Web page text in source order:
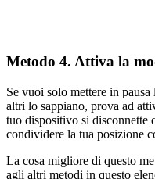
Metodo 4. Attiva la
Se vuoi solo mettere in
altri lo sappiano, prova ad
tuo dispositivo si disconnette
condividere la tua posizione
La cosa migliore di questo
agli altri metodi in questo